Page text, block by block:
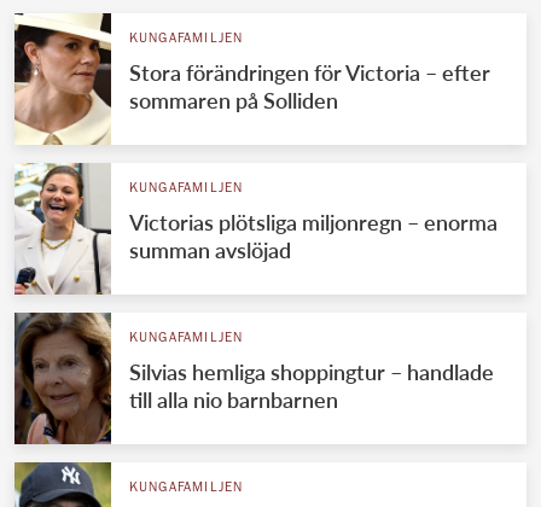
KUNGAFAMILJEN
Stora förändringen för Victoria – efter
sommaren på Solliden
KUNGAFAMILJEN
Victorias plötsliga miljonregn – enorma
summan avslöjad
KUNGAFAMILJEN
Silvias hemliga shoppingtur – handlade
till alla nio barnbarnen
KUNGAFAMILJEN